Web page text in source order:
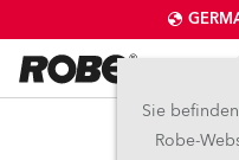
Sie
Robe-